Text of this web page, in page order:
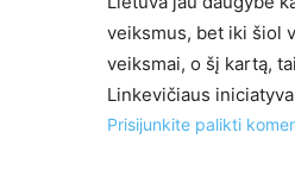
veiksmus, bet iki šiol
veiksmai, o šį kartą,
Linkevičiaus
Prisijunkite palikti